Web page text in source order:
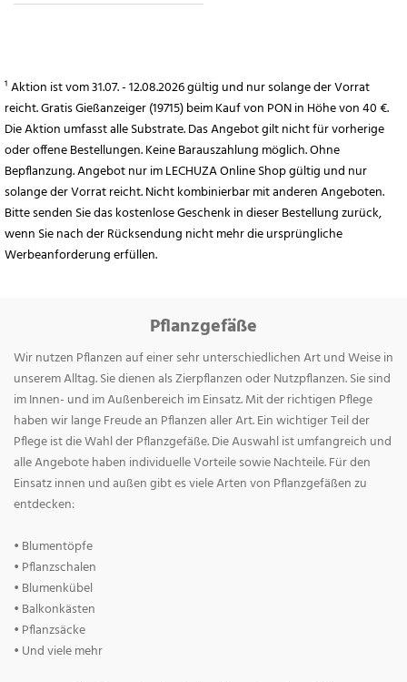
¹ Aktion ist vom 31.07. - 12.08.2026 gültig und nur solange der Vorrat
reicht. Gratis Gießanzeiger (19715) beim Kauf von PON in Höhe von 40 €.
Die Aktion umfasst alle Substrate. Das Angebot gilt nicht für vorherige
oder offene Bestellungen. Keine Barauszahlung möglich. Ohne
Bepflanzung. Angebot nur im LECHUZA Online Shop gültig und nur
solange der Vorrat reicht. Nicht kombinierbar mit anderen Angeboten.
Bitte senden Sie das kostenlose Geschenk in dieser Bestellung zurück,
wenn Sie nach der Rücksendung nicht mehr die ursprüngliche
Werbeanforderung erfüllen.
Pflanzgefäße
Wir nutzen Pflanzen auf einer sehr unterschiedlichen Art und Weise in
unserem Alltag. Sie dienen als Zierpflanzen oder Nutzpflanzen. Sie sind
im Innen- und im Außenbereich im Einsatz. Mit der richtigen Pflege
haben wir lange Freude an Pflanzen aller Art. Ein wichtiger Teil der
Pflege ist die Wahl der Pflanzgefäße. Die Auswahl ist umfangreich und
alle Angebote haben individuelle Vorteile sowie Nachteile. Für den
Einsatz innen und außen gibt es viele Arten von Pflanzgefäßen zu
entdecken:
• Blumentöpfe
• Pflanzschalen
• Blumenkübel
• Balkonkästen
• Pflanzsäcke
• Und viele mehr